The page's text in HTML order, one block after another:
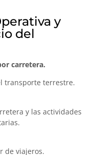
y
del
carretera.
transporte terrestre.
y las actividades
de viajeros.